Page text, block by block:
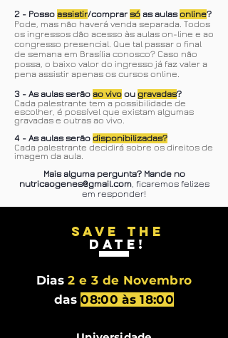
2 - Posso assistir/comprar só as aulasonline?
Pode, mas não haverá venda separada. Todos
os ingressos dão acesso às aulas on-line e ao
congresso presencial. Que tal passar o final
de semana em Brasília conosco? Caso não
possa, o baixo valor do ingresso já faz valer a
pena assistir apenas os cursos online.
3 - As aulas serão ao vivo ou gravadas?
Cada palestrante tem a possibilidade de
escolher, é possível que existam algumas
gravadas e outras ao vivo.
4 - As aulas serão disponibilizadas?
Cada palestrante decidirá sobre os direitos de
imagem da aula.
Mais alguma pergunta? Mande no
nutricaogenes@gmail.com, ficaremos felizes
em responder!
SAVE THE
DATE!
Dias 2 e 3 de Novembro
das08:00 às 18:00